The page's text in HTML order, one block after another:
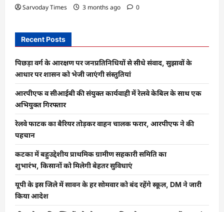
Sarvoday Times 3 months ago 0
Recent Posts
पिछड़ा वर्ग के आरक्षण पर जनप्रतिनिधियों से सीधे संवाद, सुझावों के
आधार पर शासन को भेजी जाएंगी संस्तुतियां
आरपीएफ व सीआईबी की संयुक्त कार्यवाही में रेलवे केबिल के साथ एक
अभियुक्त गिरफ्तार
रेलवे फाटक का बैरियर तोड़कर वाहन चालक फरार, आरपीएफ ने की
पहचान
कटका में बहुउद्देशीय प्राथमिक ग्रामीण सहकारी समिति का
शुभारंभ, किसानों को मिलेगी बेहतर सुविधाएं
यूपी के इस जिले में सावन के हर सोमवार को बंद रहेंगे स्कूल, DM ने जारी
किया आदेश